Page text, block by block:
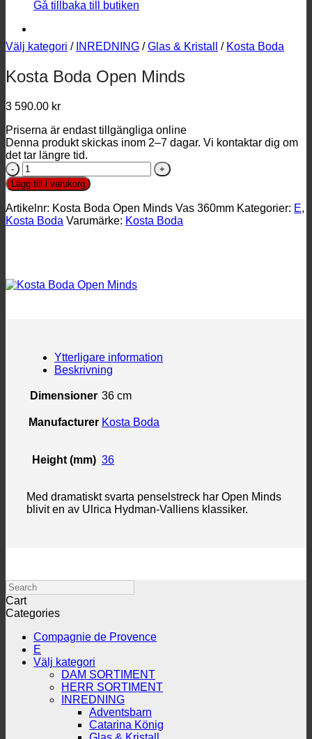
Gå tillbaka till butiken
Välj kategori / INREDNING / Glas & Kristall / Kosta Boda
Kosta Boda Open Minds
3 590.00 kr
Priserna är endast tillgängliga online
Denna produkt skickas inom 2–7 dagar. Vi kontaktar dig om
det tar längre tid.
Kosta
Boda
Open
Minds
mängd
Lägg till i varukorg
Artikelnr: Kosta Boda Open Minds Vas 360mm Kategorier: E,
Kosta Boda Varumärke: Kosta Boda
Ytterligare information
Beskrivning
Dimensioner 36 cm
Manufacturer Kosta Boda
Height (mm) 36
Med dramatiskt svarta penselstreck har Open Minds
blivit en av Ulrica Hydman-Valliens klassiker.
Search
Cart
Categories
Compagnie de Provence
E
Välj kategori
DAM SORTIMENT
HERR SORTIMENT
INREDNING
Adventsbarn
Catarina König